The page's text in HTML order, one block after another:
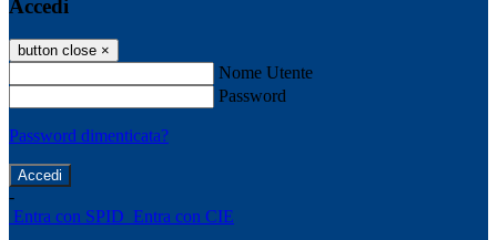
Accedi
button close ×
Nome Utente
Password
Password dimenticata?
-
Entra con SPID Entra con CIE